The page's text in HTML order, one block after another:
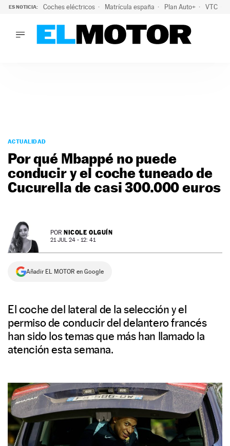
ES NOTICIA: Coches eléctricos Matrícula españa Plan Auto+ VTC
PODCAST
MOTOS
TECNOLOGÍA
SUPERCOCHES
SERVICIOS
NEWSLETTER
SÍGUENOS
ACTUALIDAD
Por qué Mbappé no puede
conducir y el coche tuneado de
Cucurella de casi 300.000 euros
POR NICOLE OLGUÍN
21 JUL 24 - 12: 41
Añadir EL MOTOR en Google
El coche del lateral de la selección y el
permiso de conducir del delantero francés
han sido los temas que más han llamado la
atención esta semana.